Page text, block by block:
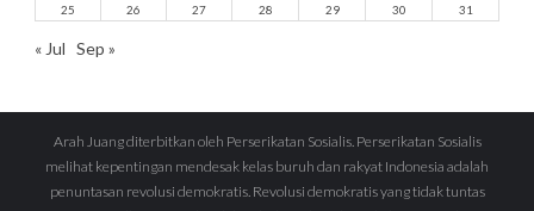
25
26 27 28 29 30 31
« Jul Sep »
Arah Juang diterbitkan oleh Perserikatan Sosialis. Perserikatan Sosialis
melihat kepentingan mendesak kelas buruh dan rakyat Indonesia adalah
penuntasan revolusi demokratis. Revolusi demokratis yang tidak tuntas